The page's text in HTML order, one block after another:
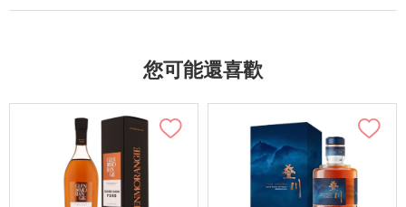
您可能還喜歡